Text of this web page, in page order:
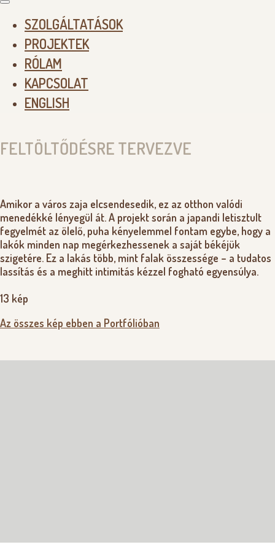
SZOLGÁLTATÁSOK
PROJEKTEK
RÓLAM
KAPCSOLAT
ENGLISH
FELTÖLTŐDÉSRE TERVEZVE
Amikor a város zaja elcsendesedik, ez az otthon valódi
menedékké lényegül át. A projekt során a japandi letisztult
fegyelmét az ölelő, puha kényelemmel fontam egybe, hogy a
lakók minden nap megérkezhessenek a saját békéjük
szigetére. Ez a lakás több, mint falak összessége – a tudatos
lassítás és a meghitt intimitás kézzel fogható egyensúlya.
13 kép
Az összes kép ebben a Portfólióban